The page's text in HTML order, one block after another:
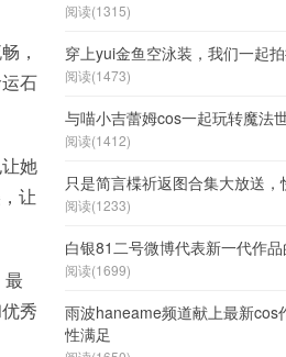
，
石
她
让
最
秀
阅读(1315)
穿上yui金鱼空泳装，我们一起
阅读(1473)
与喵小吉蕾姆cos一起玩转魔法
阅读(1412)
只是简言楪祈返图合集大放送，
阅读(1233)
白银81二号微博代表新一代作
阅读(1699)
雨波haneame频道献上最新cos
性满足